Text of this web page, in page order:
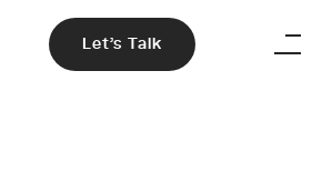
Let's Talk